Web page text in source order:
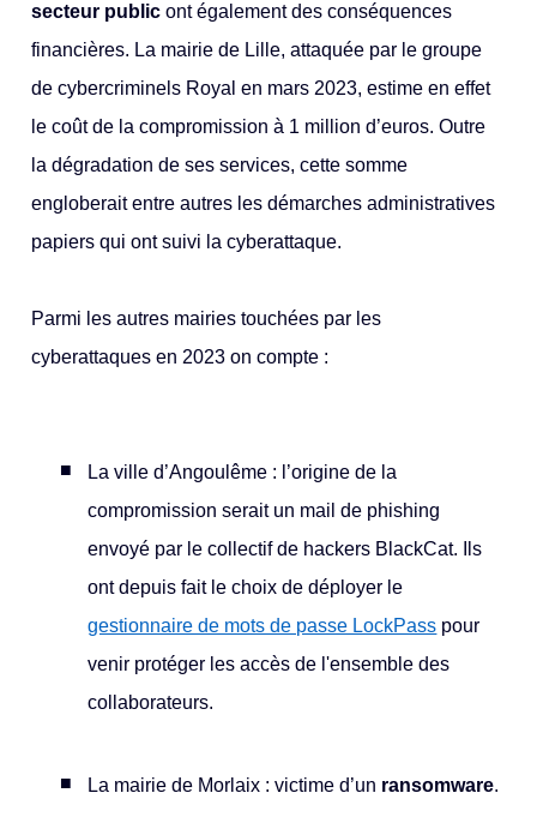
secteur public ont également des conséquences
financières. La mairie de Lille, attaquée par le groupe
de cybercriminels Royal en mars 2023, estime en effet
le coût de la compromission à 1 million d’euros. Outre
la dégradation de ses services, cette somme
engloberait entre autres les démarches administratives
papiers qui ont suivi la cyberattaque.
Parmi les autres mairies touchées par les
cyberattaques en 2023 on compte :
La ville d’Angoulême : l’origine de la
compromission serait un mail de phishing
envoyé par le collectif de hackers BlackCat. Ils
ont depuis fait le choix de déployer le
gestionnaire de mots de passe LockPass pour
venir protéger les accès de l'ensemble des
collaborateurs.
La mairie de Morlaix : victime d’un ransomware.